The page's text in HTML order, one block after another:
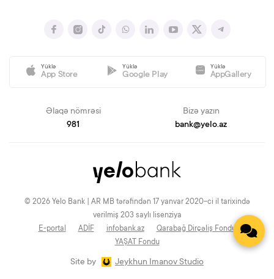
Yüklə
App Store
Yüklə
Google Play
Yüklə
AppGallery
Əlaqə nömrəsi
981
Bizə yazın
bank@yelo.az
© 2026 Yelo Bank | AR MB tərəfindən 17 yanvar 2020-ci il tarixində
verilmiş 203 saylı lisenziya
E-portal
ADİF infobank.az
Qarabağ Dirçəliş Fondu
YAŞAT Fondu
Site by Jeykhun Imanov Studio